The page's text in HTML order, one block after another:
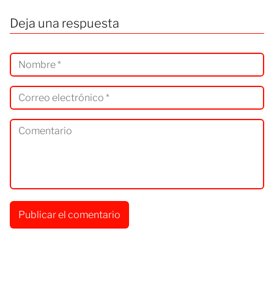
Deja una respuesta